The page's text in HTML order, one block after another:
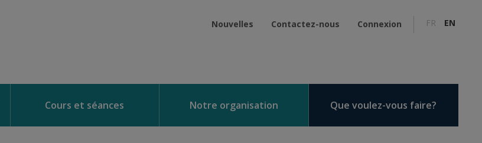
Nouvelles Contactez-nous Connexion FR EN
Cours et séances Notre organisation Que voulez-vous faire?